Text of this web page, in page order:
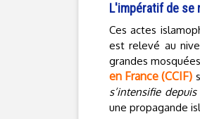
L'impératif de se
Ces actes
est relevé au
grandes
en France (CCIF)
s’intensifie
une propagande